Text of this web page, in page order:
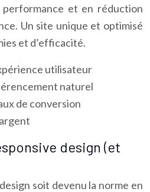
et en réduction
Un site unique et optimisé
et d’efficacité.
utilisateur
naturel
de conversion
design (et
soit devenu la norme en